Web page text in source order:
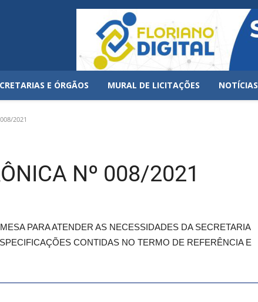
E ÓRGÃOS MURAL DE LICITAÇÕES NOTÍCIAS
2021
Nº 008/2021
PARA ATENDER AS NECESSIDADES DA SECRETARIA
CONTIDAS NO TERMO DE REFERÊNCIA E